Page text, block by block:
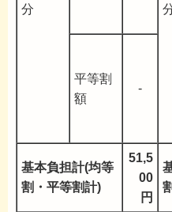
分
平等割
額
-
基本負担計(均等
割・平等割計)
51,5
00
円